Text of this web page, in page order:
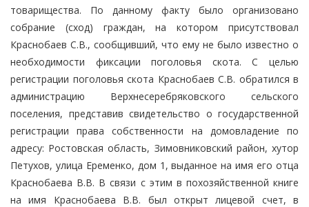
товарищества. По данному факту было организовано
собрание (сход) граждан, на котором присутствовал
Краснобаев С.В., сообщивший, что ему не было известно о
необходимости фиксации поголовья скота. С целью
регистрации поголовья скота Краснобаев С.В. обратился в
администрацию Верхнесеребряковского сельского
поселения, представив свидетельство о государственной
регистрации права собственности на домовладение по
адресу: Ростовская область, Зимовниковский район, хутор
Петухов, улица Еременко, дом 1, выданное на имя его отца
Краснобаева В.В. В связи с этим в похозяйственной книге
на имя Краснобаева В.В. был открыт лицевой счет, в